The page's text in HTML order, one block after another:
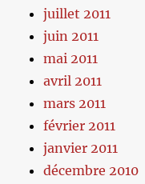
juillet 2011
juin 2011
mai 2011
avril 2011
mars 2011
février 2011
janvier 2011
décembre 2010